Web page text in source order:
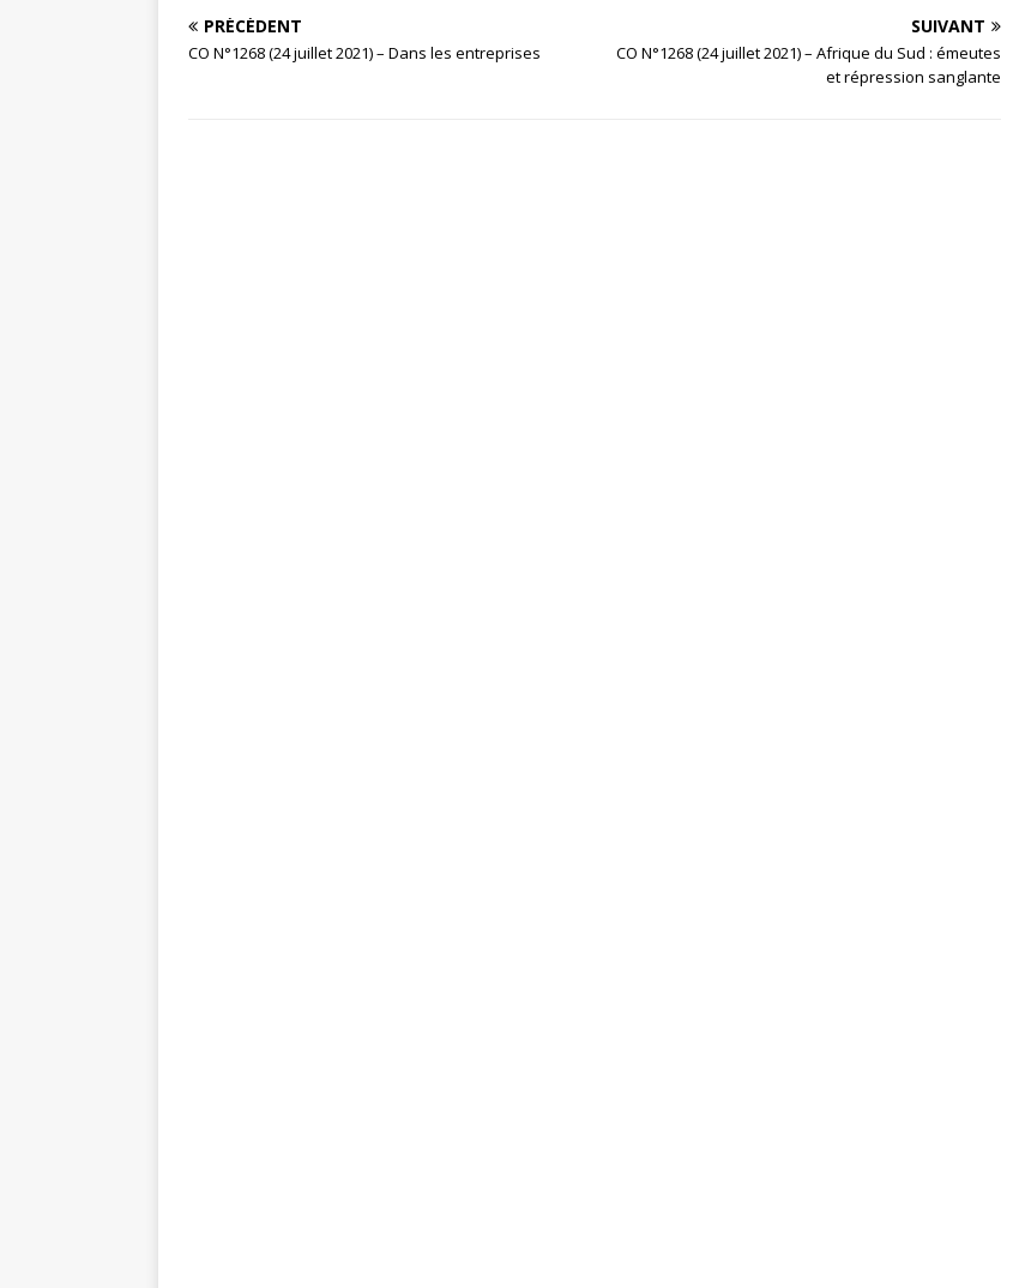
PRÉCÉDENT
CO N°1268 (24 juillet 2021) – Dans les entreprises
SUIVANT
CO N°1268 (24 juillet 2021) – Afrique du Sud : émeutes
et répression sanglante